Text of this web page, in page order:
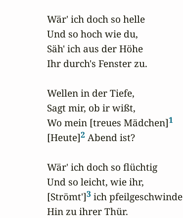
Wär' ich doch so helle
Und so hoch wie du,
Säh' ich aus der Höhe
Ihr durch's Fenster zu.
Wellen in der Tiefe,
Sagt mir, ob ir wißt,
Wo mein [treues Mädchen]1
[Heute]2 Abend ist?
Wär' ich doch so flüchtig
Und so leicht, wie ihr,
[Strömt']3 ich pfeilgeschwinde
Hin zu ihrer Thür.